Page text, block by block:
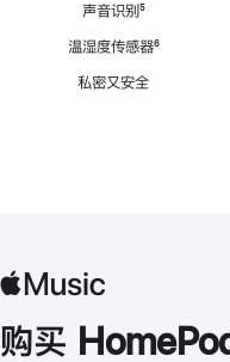
声音识别脚
⁵
温湿度传感器脚
⁶
私密又安全
购买